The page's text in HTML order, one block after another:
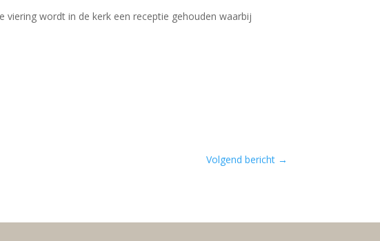
viering wordt in de kerk een receptie gehouden waarbij
Volgend bericht→